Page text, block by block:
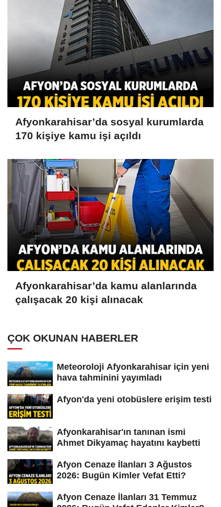
Afyonkarahisar’da sosyal kurumlarda
170 kişiye kamu işi açıldı
Afyonkarahisar’da kamu alanlarında
çalışacak 20 kişi alınacak
ÇOK OKUNAN HABERLER
Meteoroloji Afyonkarahisar için yeni
hava tahminini yayımladı
Afyon'da yeni otobüslere erişim testi
Afyonkarahisar'ın tanınan ismi
Ahmet Dikyamaç hayatını kaybetti
Afyon Cenaze İlanları 3 Ağustos
2026: Bugün Kimler Vefat Etti?
Afyon Cenaze İlanları 31 Temmuz